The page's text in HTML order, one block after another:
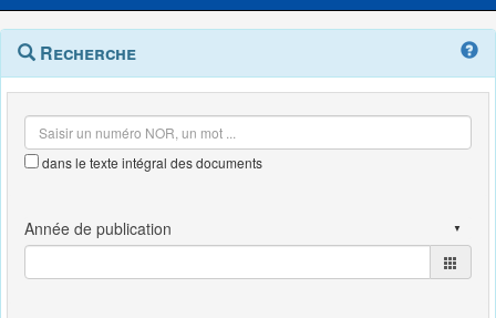
Navigation
outils
Menu
contextuel
Recherche
dans le texte intégral des documents